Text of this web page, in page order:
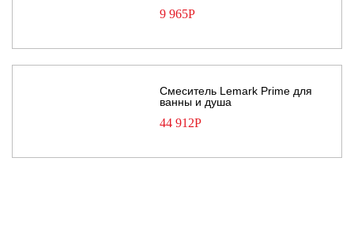
9 965Р
Смеситель Lemark Prime для
ванны и душа
44 912Р